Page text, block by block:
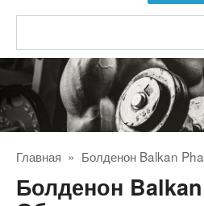
Главная » Болденон Balkan
Болденон Balkan Pharma